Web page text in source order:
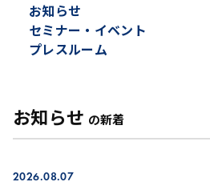
お知らせ
セミナー・イベント
プレスルーム
お知らせ の新着
2026.08.07